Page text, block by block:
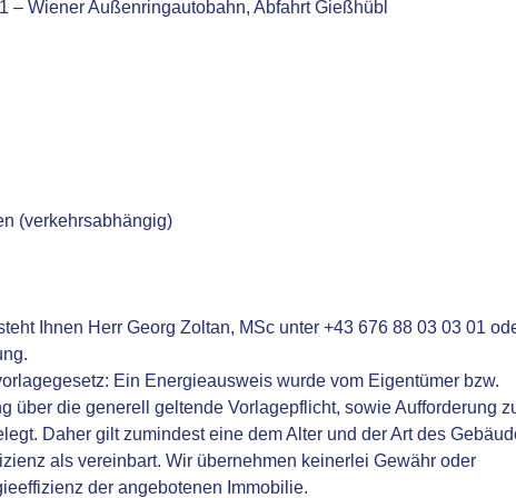
– Wiener Außenringautobahn, Abfahrt Gießhübl
(verkehrsabhängig)
Ihnen Herr Georg Zoltan, MSc unter +43 676 88 03 03 01
Ein Energieausweis wurde vom Eigentümer bzw.
über die generell geltende Vorlagepflicht, sowie Aufforderung
Daher gilt zumindest eine dem Alter und der Art des
als vereinbart. Wir übernehmen keinerlei Gewähr oder
der angebotenen Immobilie.